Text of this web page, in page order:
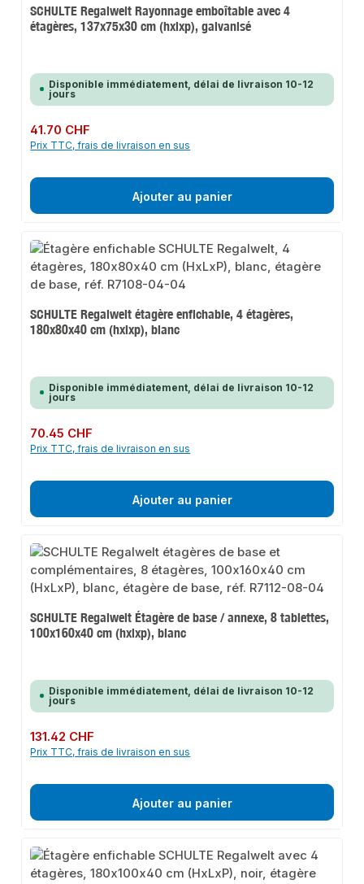
SCHULTE Regalwelt Rayonnage emboîtable avec 4
étagères, 137x75x30 cm (hxlxp), galvanisé
Disponible immédiatement, délai de livraison 10-12
jours
Prix régulier :
41.70 CHF
Prix TTC, frais de livraison en sus
Ajouter au panier
SCHULTE Regalwelt étagère enfichable, 4 étagères,
180x80x40 cm (hxlxp), blanc
Disponible immédiatement, délai de livraison 10-12
jours
Prix régulier :
70.45 CHF
Prix TTC, frais de livraison en sus
Ajouter au panier
SCHULTE Regalwelt Étagère de base / annexe, 8 tablettes,
100x160x40 cm (hxlxp), blanc
Disponible immédiatement, délai de livraison 10-12
jours
Prix régulier :
131.42 CHF
Prix TTC, frais de livraison en sus
Ajouter au panier